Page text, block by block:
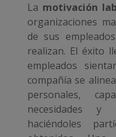
La motivación
organizaciones
de sus
realizan. El éxito
empleados
compañía se
personales,
necesidades y
haciéndoles